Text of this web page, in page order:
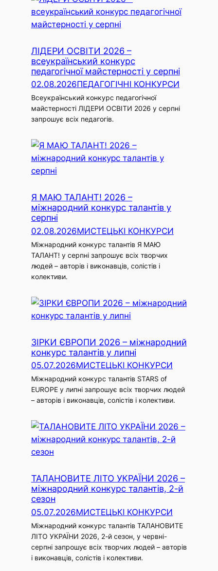
ЛІДЕРИ ОСВІТИ 2026 –
всеукраїнський конкурс
педагогічної майстерності у серпні
02.08.2026ПЕДАГОГІЧНІ КОНКУРСИ
Всеукраїнський конкурс педагогічної
майстерності ЛІДЕРИ ОСВІТИ 2026 у серпні
запрошує всіх педагогів.
Я МАЮ ТАЛАНТ! 2026 –
міжнародний конкурс талантів у
серпні
02.08.2026МИСТЕЦЬКІ КОНКУРСИ
Міжнародний конкурс талантів Я МАЮ
ТАЛАНТ! у серпні запрошує всіх творчих
людей – авторів і виконавців, солістів і
колективи.
ЗІРКИ ЄВРОПИ 2026 – міжнародний
конкурс талантів у липні
05.07.2026МИСТЕЦЬКІ КОНКУРСИ
Міжнародний конкурс талантів STARS of
EUROPE у липні запрошує всіх творчих людей
– авторів і виконавців, солістів і колективи.
ТАЛАНОВИТЕ ЛІТО УКРАЇНИ 2026 –
міжнародний конкурс талантів, 2-й
сезон
05.07.2026МИСТЕЦЬКІ КОНКУРСИ
Міжнародний конкурс талантів ТАЛАНОВИТЕ
ЛІТО УКРАЇНИ 2026, 2-й сезон, у червні-
серпні запрошує всіх творчих людей – авторів
і виконавців, солістів і колективи.